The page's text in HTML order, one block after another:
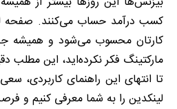
کسب درآمد حساب میکنند. صفحه
کارتان محسوب میشود و همیشه
مارکتینگ فکر نکرده‌اید، این مطلب
تا انتهای این راهنمای کاربردی،
لینکدین را به شما معرفی کنیم و